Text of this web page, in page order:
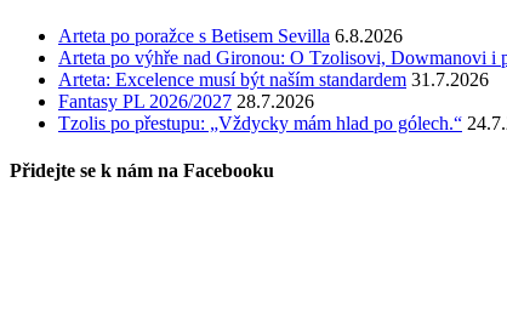
Arteta po poražce s Betisem Sevilla 6.8.2026
Arteta po výhře nad Gironou: O Tzolisovi, Dowmanovi i
Arteta: Excelence musí být naším standardem 31.7.2026
Fantasy PL 2026/2027 28.7.2026
Tzolis po přestupu: „Vždycky mám hlad po gólech.“
Přidejte se k nám na Facebooku